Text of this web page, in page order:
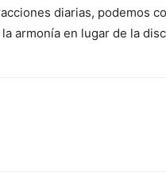
diarias, podemos
armonía en lugar de la